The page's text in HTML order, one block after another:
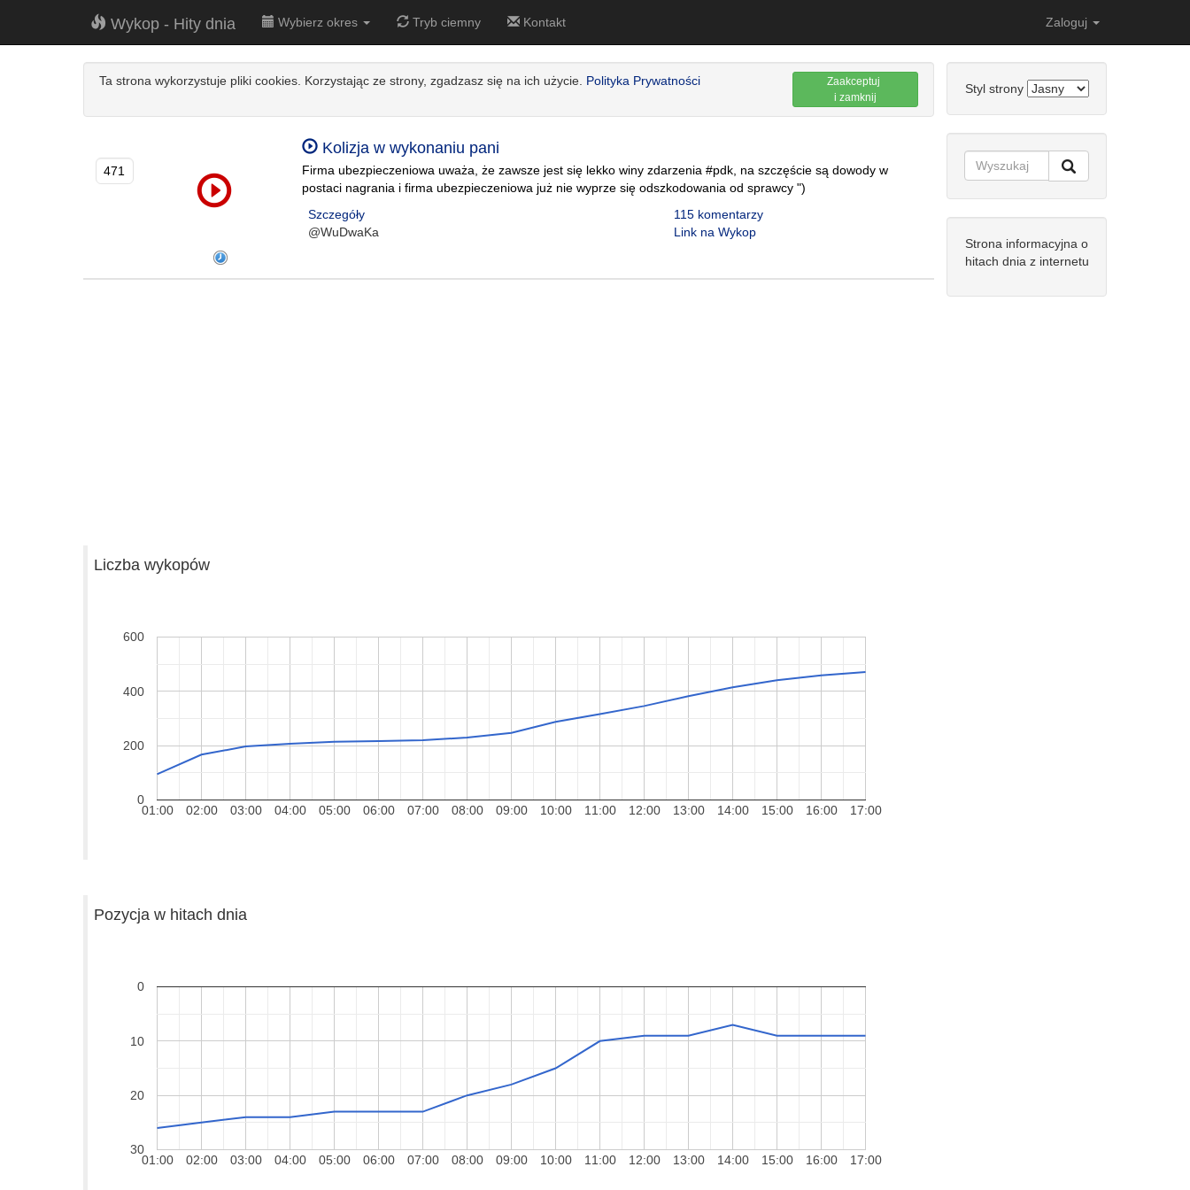
Wykop - Hity dnia Wybierz okres Tryb ciemny Kontakt Zaloguj
Ta strona wykorzystuje pliki cookies. Korzystając ze strony, zgadzasz się na ich użycie. Polityka Prywatności
Zaakceptuj
i zamknij
471
Kolizja w wykonaniu pani
Firma ubezpieczeniowa uważa, że zawsze jest się lekko winy zdarzenia #pdk, na szczęście są dowody w
postaci nagrania i firma ubezpieczeniowa już nie wyprze się odszkodowania od sprawcy ")
Szczegóły
@WuDwaKa
115 komentarzy
Link na Wykop
Liczba wykopów
01:00 02:00 03:00 04:00 05:00 06:00 07:00 08:00 09:00 10:00 11:00 12:00 13:00 14:00 15:00 16:00 17:00
0
200
400
600
Pozycja w hitach dnia
01:00 02:00 03:00 04:00 05:00 06:00 07:00 08:00 09:00 10:00 11:00 12:00 13:00 14:00 15:00 16:00 17:00
0
10
20
30
Styl strony
Strona informacyjna o
hitach dnia z internetu